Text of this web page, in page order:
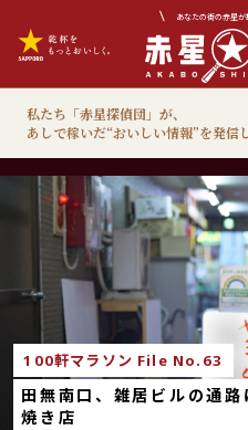
あなたの街の赤星が
私たち「赤星探偵団」が、
あしで稼いだ“おいしい情報”を発信
100軒マラソン File No.63
田無南口、雑居ビルの通
焼き店